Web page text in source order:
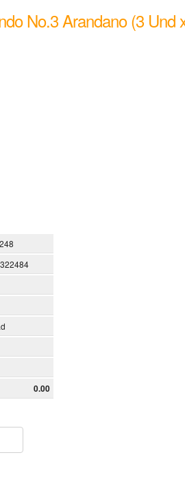
No.3 Arandano (3 Und
0.00